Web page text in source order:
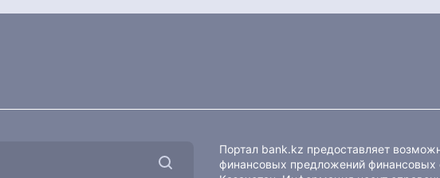
Портал bank.kz предоставляет
финансовых предложений финансовых